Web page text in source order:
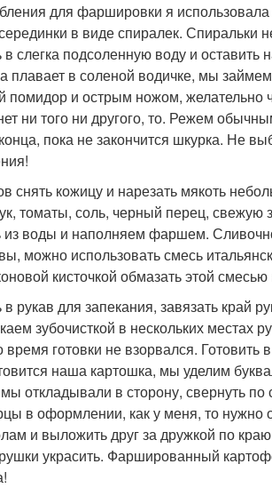
для фаршировки я
в виде спиралек. Спиральки
в слегка подсоленную воду и оставить
плавает в соленой водичке, мы
помидор и острым ножом,
ни того ни другого, то. Режем
пока не закончится шкурка. Не
снять кожицу и нарезать мякоть
томаты, соль, черный перец, свежую
воды и наполняем фаршем.
можно использовать смесь
кисточкой обмазать этой
рукав для запекания, завязать край
зубочисткой в нескольких местах
время готовки не взорвался.
наша картошка, мы уделим
откладывали в сторону, свернуть
в оформлении, как у меня, то
и выложить друг за дружкой по краю
украсить. Фаршированный